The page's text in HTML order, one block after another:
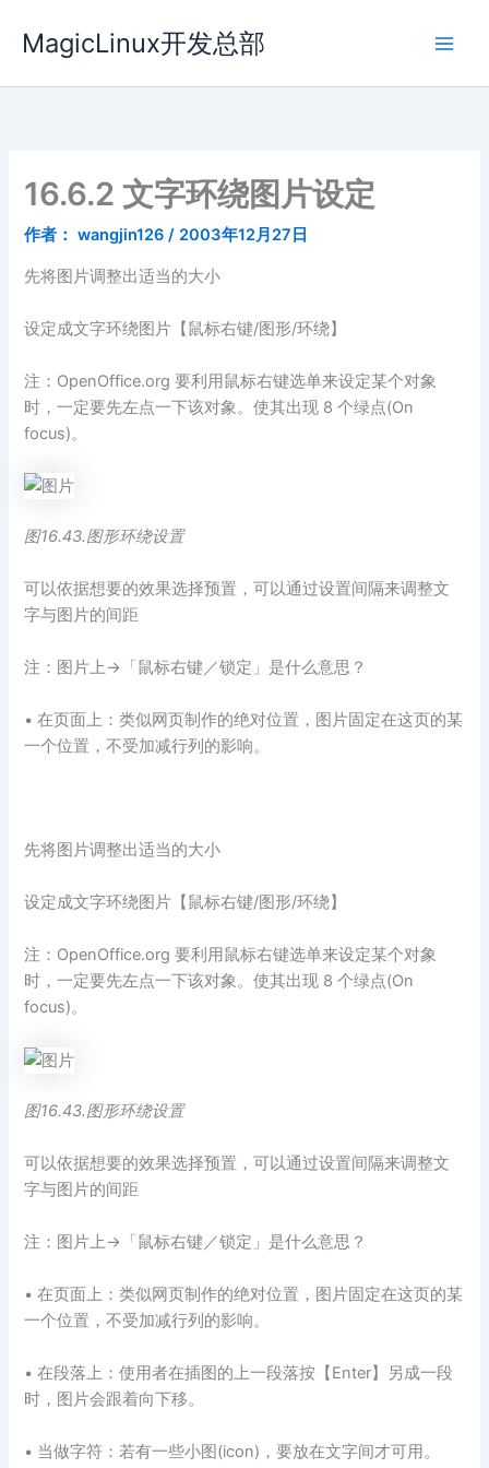
容
MagicLinux开发总部
16.6.2 文字环绕图片设定
作者： wangjin126/ 2003年12月27日
先将图片调整出适当的大小
设定成文字环绕图片【鼠标右键/图形/环绕】
注：OpenOffice.org 要利用鼠标右键选单来设定某个对象
时，一定要先左点一下该对象。使其出现 8 个绿点(On
focus)。
图16.43.图形环绕设置
可以依据想要的效果选择预置，可以通过设置间隔来调整文
字与图片的间距
注：图片上→「鼠标右键／锁定」是什么意思？
• 在页面上：类似网页制作的绝对位置，图片固定在这页的某
一个位置，不受加减行列的影响。
先将图片调整出适当的大小
设定成文字环绕图片【鼠标右键/图形/环绕】
注：OpenOffice.org 要利用鼠标右键选单来设定某个对象
时，一定要先左点一下该对象。使其出现 8 个绿点(On
focus)。
图16.43.图形环绕设置
可以依据想要的效果选择预置，可以通过设置间隔来调整文
字与图片的间距
注：图片上→「鼠标右键／锁定」是什么意思？
• 在页面上：类似网页制作的绝对位置，图片固定在这页的某
一个位置，不受加减行列的影响。
• 在段落上：使用者在插图的上一段落按【Enter】另成一段
时，图片会跟着向下移。
• 当做字符：若有一些小图(icon)，要放在文字间才可用。